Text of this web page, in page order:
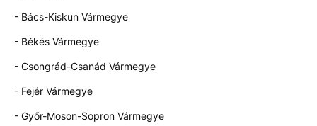
- Bács-Kiskun Vármegye
- Békés Vármegye
- Csongrád-Csanád Vármegye
- Fejér Vármegye
- Győr-Moson-Sopron Vármegye